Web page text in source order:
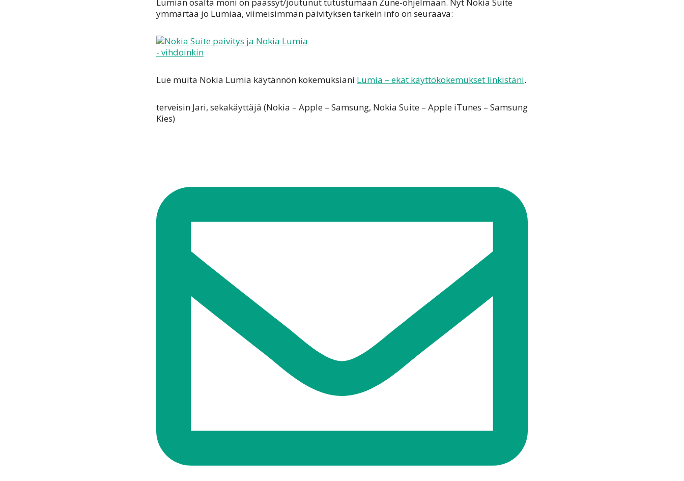
ymmärtää jo Lumiaa, viimeisimmän päivityksen tärkein info on seuraava:
Lue muita Nokia Lumia käytännön kokemuksiani Lumia – ekat käyttökokemukset linkistäni.
terveisin Jari, sekakäyttäjä (Nokia – Apple – Samsung, Nokia Suite – Apple iTunes – Samsung
Kies)